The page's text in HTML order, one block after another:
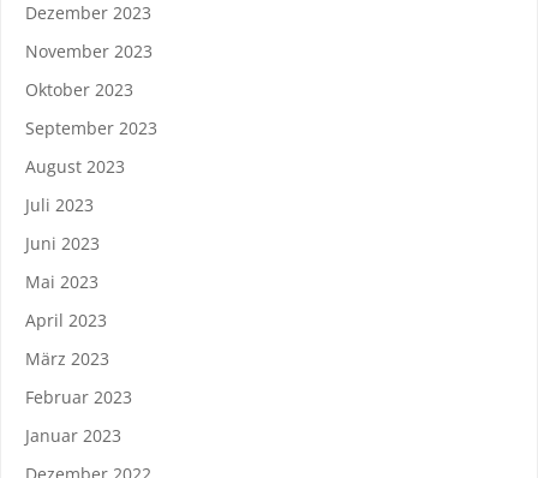
Dezember 2023
November 2023
Oktober 2023
September 2023
August 2023
Juli 2023
Juni 2023
Mai 2023
April 2023
März 2023
Februar 2023
Januar 2023